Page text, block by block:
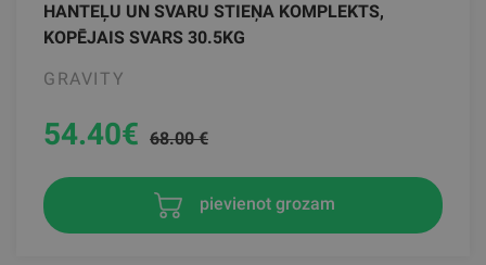
HANTEĻU UN SVARU STIEŅA KOMPLEKTS,
KOPĒJAIS SVARS 30.5KG
GRAVITY
54.40€ 68.00 €
pievienot grozam